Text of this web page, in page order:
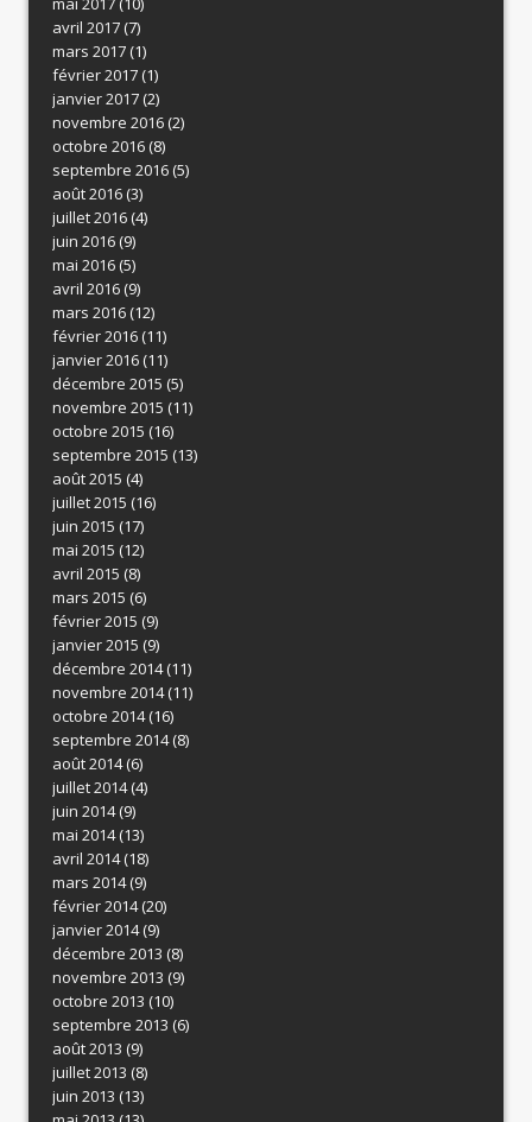
avril 2017(7)
mars 2017(1)
février 2017(1)
janvier 2017(2)
novembre 2016(2)
octobre 2016(8)
septembre 2016(5)
août 2016(3)
juillet 2016(4)
juin 2016(9)
mai 2016(5)
avril 2016(9)
mars 2016(12)
février 2016(11)
janvier 2016(11)
décembre 2015 (5)
novembre 2015 (11)
octobre 2015 (16)
septembre 2015 (13)
août 2015 (4)
juillet 2015 (16)
juin 2015 (17)
mai 2015 (12)
avril 2015 (8)
mars 2015 (6)
février 2015 (9)
janvier 2015 (9)
décembre 2014(11)
novembre 2014(11)
octobre 2014(16)
septembre 2014(8)
août 2014(6)
juillet 2014(4)
juin 2014(9)
mai 2014(13)
avril 2014(18)
mars 2014(9)
février 2014(20)
janvier 2014(9)
décembre 2013 (8)
novembre 2013 (9)
octobre 2013 (10)
septembre 2013 (6)
août 2013 (9)
juillet 2013 (8)
juin 2013 (13)